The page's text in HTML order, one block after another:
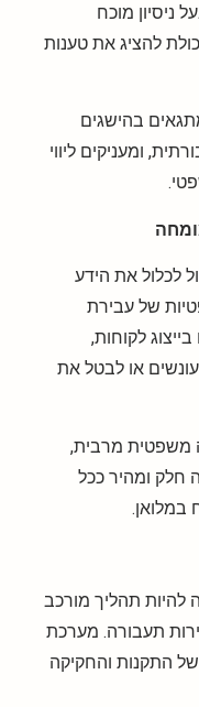
ניסיון מוכח
להציג את טענות
בהישגים
ומעניקים ליווי
לכלול את הידע
של עבירת
לקוחות,
או לבטל את
משפטית מרבית,
חלק ומהיר ככל
במלואן.
תהליך מורכב
תעבורה. מערכת
התקנות והחקיקה